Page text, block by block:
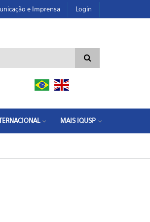
e Imprensa Login
busca
MAIS IQUSP